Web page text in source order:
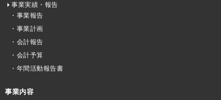
事業実績・報告
・事業報告
・事業計画
・会計報告
・会計予算
・年間活動報告書
事業内容